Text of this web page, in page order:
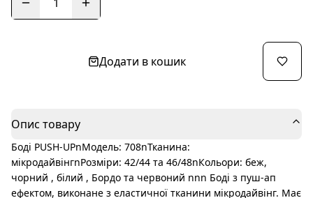
Додати в кошик
Опис товару
Боді PUSH-UPnМодель: 708nТканина:
мікродайвінгnРозміри: 42/44 та 46/48nКольори: беж,
чорний , білий , Бордо та червоний nnn Боді з пуш-ап
ефектом, виконане з еластичної тканини мікродайвінг. Має